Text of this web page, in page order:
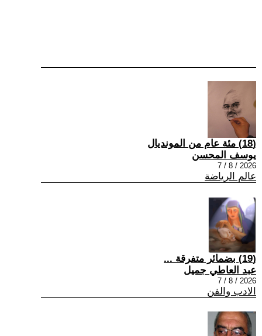
(18) مئة عام من المونديال
يوسف المحسن
2026 / 8 / 7
عالم الرياضة
(19) بضمائر متفرقة ...
عبد العاطي جميل
2026 / 8 / 7
الادب والفن